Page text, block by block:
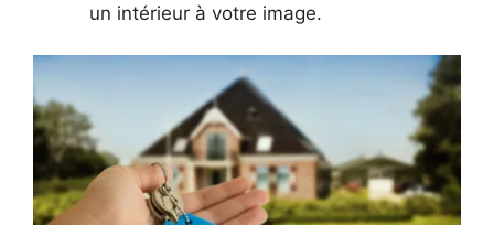
un intérieur à votre image.